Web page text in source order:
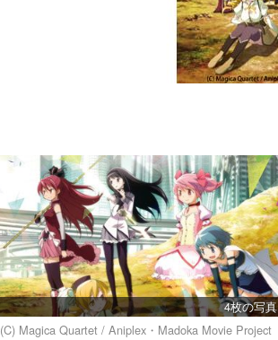
4枚の写真
(C) Magica Quartet / Aniplex・Madoka Movie Project